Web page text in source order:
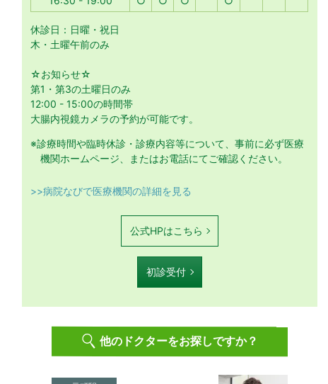
休診日：日曜・祝日
木・土曜午前のみ
☆お知らせ☆
第1・第3の土曜日のみ
12:00 - 15:00の時間帯
大腸内視鏡カメラの予約が可能です。
※診療時間や臨時休診・診療内容等について、事前に必ず医療
機関ホームページ、またはお電話にてご確認ください。
>>病院なびで医療機関の詳細を見る
公式HPはこちら
初診受付
他のドクターをお探しですか？